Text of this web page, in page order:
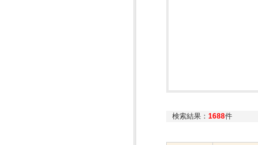
検索結果： 1688件